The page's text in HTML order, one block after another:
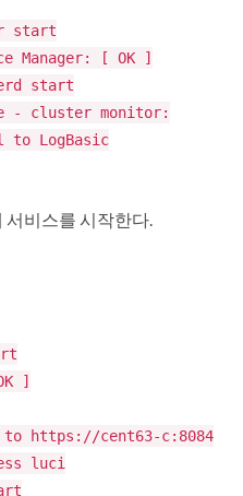
start
Manager: [ OK ]
start
- cluster monitor:
LogBasic
서비스를 시작한다.
]
to https://cent63-c:8084
luci